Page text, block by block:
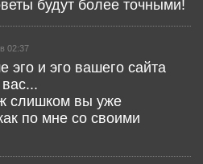
будут более точными!
02:37
эго и эго вашего сайта
слишком вы уже
по мне со своими